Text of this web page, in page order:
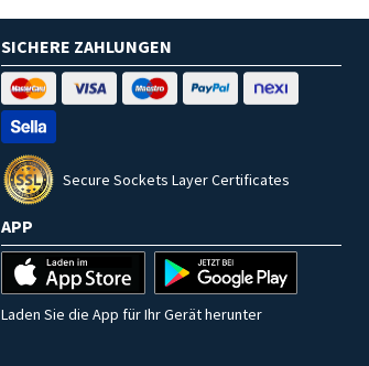
SICHERE ZAHLUNGEN
Secure Sockets Layer Certificates
APP
Laden Sie die App für Ihr Gerät herunter